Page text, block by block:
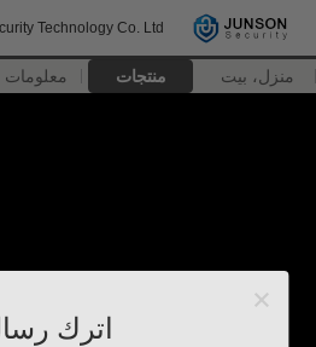
Technology Co. Ltd
منزل، بيت منتجات معلومات
اترك